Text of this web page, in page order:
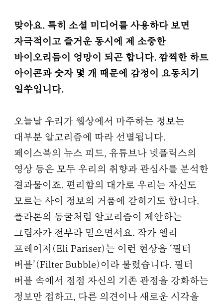
맞아요. 특히 소셜 미디어를 사용하다 보면
자극적이고 즐거운 동시에 제 소중한
바이오리듬이 엉망이 되곤 합니다. 깜찍한 하트
아이콘과 숫자 몇 개 때문에 감정이 요동치기
일쑤입니다.
오늘날 우리가 웹상에서 마주하는 정보는
대부분 알고리즘에 따라 선별됩니다.
페이스북의 뉴스 피드, 유튜브나 넷플릭스의
영상 등은 모두 우리의 취향과 관심사를 분석한
결과물이죠. 편리함의 대가로 우리는 자신도
모르는 사이 정보의 거품에 갇히기도 합니다.
플라톤의 동굴처럼 알고리즘이 제안하는
그림자가 전부라 믿으면서요. 작가 엘리
프레이저(Eli Pariser)는 이런 현상을 ‘필터
버블’(Filter Bubble)이라 불렀습니다. 필터
버블 속에서 점점 자신의 기존 관점을 강화하는
정보만 접하고, 다른 의견이나 새로운 시각을